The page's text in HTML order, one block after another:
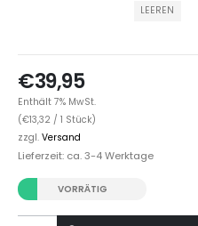
LEEREN
€39,95
Enthält 7% MwSt.
(€13,32 / 1 Stück)
zzgl. Versand
Lieferzeit: ca. 3-4 Werktage
VORRÄTIG